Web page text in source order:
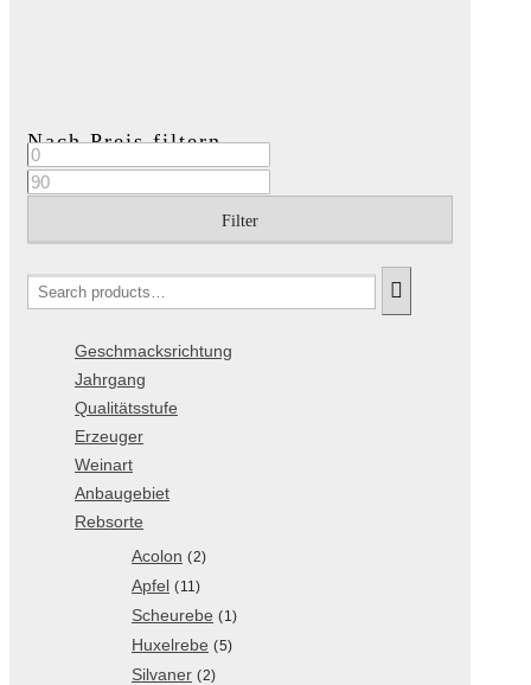
Nach Preis filtern
Filter
Geschmacksrichtung
Jahrgang
Qualitätsstufe
Erzeuger
Weinart
Anbaugebiet
Rebsorte
Acolon (2)
Apfel (11)
Scheurebe (1)
Huxelrebe (5)
Silvaner (2)